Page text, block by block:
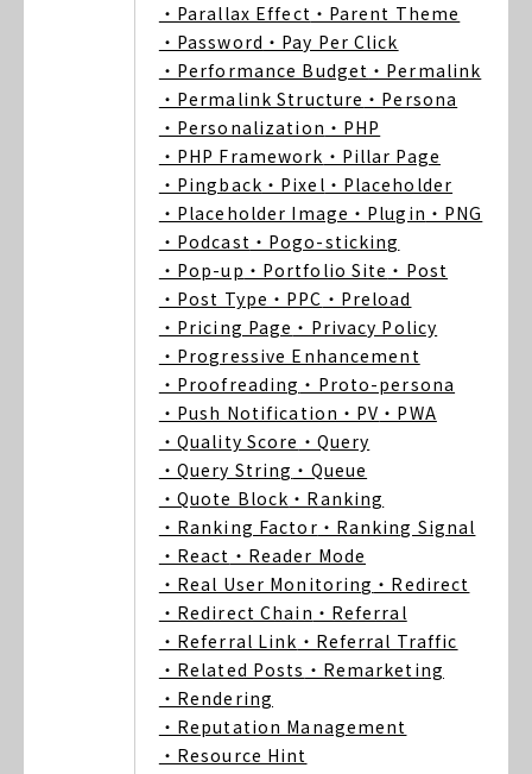
・Parallax Effect ・Parent Theme
・Password ・Pay Per Click
・Performance Budget ・Permalink
・Permalink Structure ・Persona
・Personalization ・PHP
・PHP Framework ・Pillar Page
・Pingback ・Pixel ・Placeholder
・Placeholder Image ・Plugin ・PNG
・Podcast ・Pogo-sticking
・Pop-up ・Portfolio Site ・Post
・Post Type ・PPC ・Preload
・Pricing Page ・Privacy Policy
・Progressive Enhancement
・Proofreading ・Proto-persona
・Push Notification ・PV ・PWA
・Quality Score ・Query
・Query String ・Queue
・Quote Block ・Ranking
・Ranking Factor ・Ranking Signal
・React ・Reader Mode
・Real User Monitoring ・Redirect
・Redirect Chain ・Referral
・Referral Link ・Referral Traffic
・Related Posts ・Remarketing
・Rendering
・Reputation Management
・Resource Hint